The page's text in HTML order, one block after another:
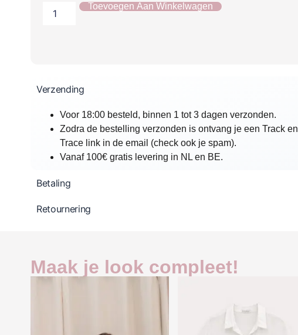
Toevoegen Aan Winkelwagen
Verzending
Voor 18:00 besteld, binnen 1 tot 3 dagen verzonden.
Zodra de bestelling verzonden is ontvang je een Track en
Trace link in de email (check ook je spam).
Vanaf 100€ gratis levering in NL en BE.
Betaling
Retournering
Maak je look compleet!